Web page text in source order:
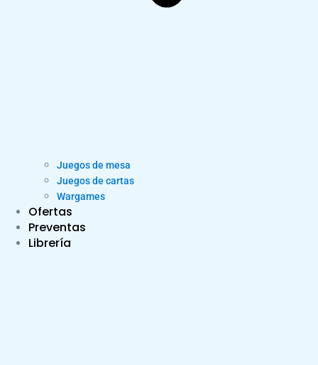
Juegos de mesa
Juegos de cartas
Wargames
Ofertas
Preventas
Librería